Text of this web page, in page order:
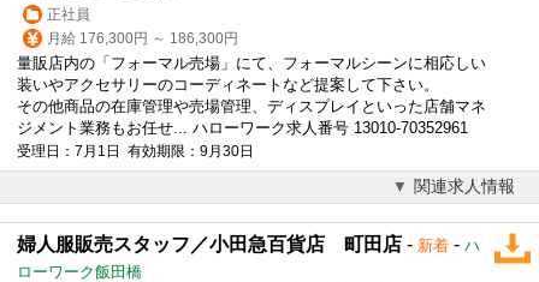
正社員
月給 176,300円 ～ 186,300円
量販店内の「フォーマル売場」にて、フォーマルシーンに相応しい
装いやアクセサリーのコーディネートなど提案して下さい。
その他商品の在庫管理や売場管理、ディスプレイといった店舗マネ
ジメント業務もお任せ... ハローワーク求人番号 13010-70352961
受理日：7月1日 有効期限：9月30日
関連求人情報
婦人服販売スタッフ／小田急百貨店 町田店 - 新着 - ハ
ローワーク飯田橋